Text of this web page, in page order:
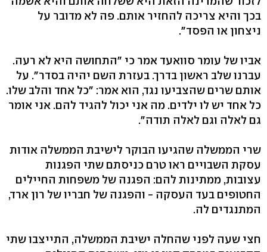
בכך והיא צריכה להחזיר אותם. פה לא מדובר על
ניצחון או הפסד".
אביו של עומר סוואעד אמר כי "התחושה היא לא רעה.
עברנו שלב ראשון בדרך. בעזרת השם יהיה בסדר". על
אותם שרים שהצביעו נגד, הוא אמר: "כל אחד והלב שלו.
כל אחד יש לו ילדים. מה אני יכול להגיד להם. אני אומר
גם לאלה וגם לאלה תודה".
שרי הממשלה שהגיעו הבוקר לישיבת הממשלה אודות
עסקת השבויים ראו טרם כניסתם שתי הפגנות
עצובות, ממתינות להם: הפגנה של משפחות החיילים
החטופים בעד העסקה - והפגנה של חבריו של רון ארד,
המתנגדים לה.
חצי שעה לפני שהחלה ישיבת הממשלה, התייצבו שתי